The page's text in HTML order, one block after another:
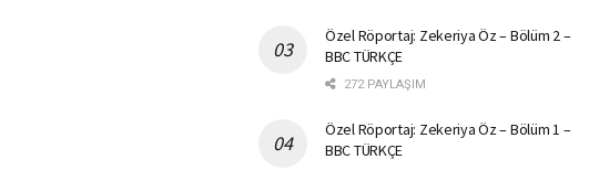
Özel Röportaj: Zekeriya Öz – Bölüm 2 –
BBC TÜRKÇE
272 PAYLAŞIM
Özel Röportaj: Zekeriya Öz – Bölüm 1 –
BBC TÜRKÇE